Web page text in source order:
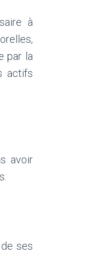
à
par la
actifs
avoir
ses